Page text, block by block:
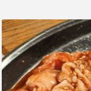
ので何とも言えま
味わいに来るのも
0 18:00